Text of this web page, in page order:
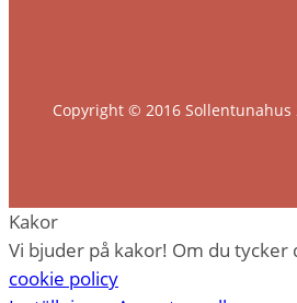
Copyright © 2016
Kakor
Vi bjuder på kakor! Om du tycker
cookie policy